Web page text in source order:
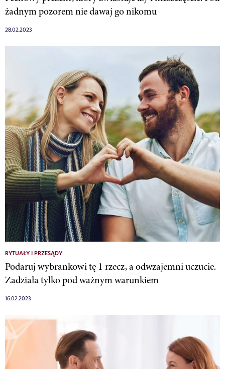
żadnym pozorem nie dawaj go nikomu
28.02.2023
RYTUAŁY I PRZESĄDY
Podaruj wybrankowi tę 1 rzecz, a odwzajemni uczucie.
Zadziała tylko pod ważnym warunkiem
16.02.2023